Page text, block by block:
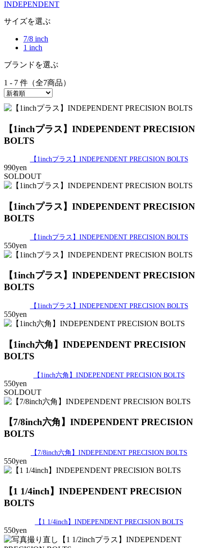
INDEPENDENT
サイズを選ぶ
7/8 inch
1 inch
ブランドを選ぶ
1 - 7 件（全7商品）
【1inchプラス】INDEPENDENT PRECISION
BOLTS
【1inchプラス】INDEPENDENT PRECISION BOLTS
990yen
SOLDOUT
【1inchプラス】INDEPENDENT PRECISION
BOLTS
【1inchプラス】INDEPENDENT PRECISION BOLTS
550yen
【1inchプラス】INDEPENDENT PRECISION
BOLTS
【1inchプラス】INDEPENDENT PRECISION BOLTS
550yen
【1inch六角】INDEPENDENT PRECISION
BOLTS
【1inch六角】INDEPENDENT PRECISION BOLTS
550yen
SOLDOUT
【7/8inch六角】INDEPENDENT PRECISION
BOLTS
【7/8inch六角】INDEPENDENT PRECISION BOLTS
550yen
【1 1/4inch】INDEPENDENT PRECISION
BOLTS
【1 1/4inch】INDEPENDENT PRECISION BOLTS
550yen